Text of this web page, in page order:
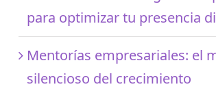
para optimizar tu presencia
Mentorías empresariales: el
silencioso del crecimiento